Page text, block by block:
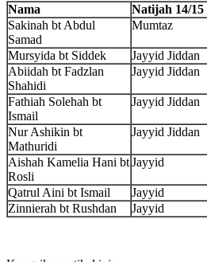
Nama Natijah 14/15
Sakinah bt Abdul
Samad
Mumtaz
Mursyida bt Siddek Jayyid Jiddan
Abiidah bt Fadzlan
Shahidi
Jayyid Jiddan
Fathiah Solehah bt
Ismail
Jayyid Jiddan
Nur Ashikin bt
Mathuridi
Jayyid Jiddan
Aishah Kamelia Hani bt
Rosli
Jayyid
Qatrul Aini bt Ismail Jayyid
Zinnierah bt Rushdan
Jayyid